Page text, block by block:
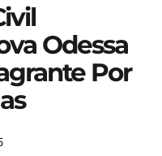
Odessa
Por